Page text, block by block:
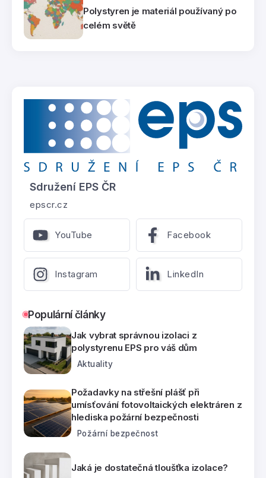
Polystyren je materiál používaný po
celém světě
Sdružení EPS ČR
epscr.cz
YouTube Facebook
Instagram LinkedIn
Populární články
Jak vybrat správnou izolaci z
polystyrenu EPS pro váš dům
Aktuality
Požadavky na střešní plášť při
umísťování fotovoltaických elektráren z
hlediska požární bezpečnosti
Požární bezpečnost
Jaká je dostatečná tloušťka izolace?